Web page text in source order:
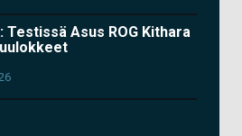
Testissä Asus ROG Kithara